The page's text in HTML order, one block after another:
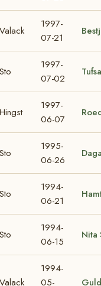
Valack
1997-
07-21
Sto
1997-
07-02
Hingst
1997-
06-07
Sto
1995-
06-26
Sto
1994-
06-21
Sto
1994-
06-15
Nita
Valack
1994-
05-